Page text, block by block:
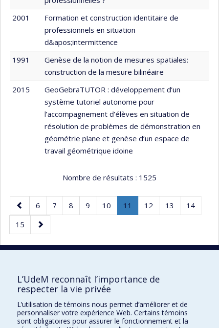
2001
Formation et construction identitaire de
professionnels en situation
d&apos;intermittence
1991
Genèse de la notion de mesures spatiales:
construction de la mesure bilinéaire
2015
GeoGebraTUTOR : développement d’un
système tutoriel autonome pour
l’accompagnement d’élèves en situation de
résolution de problèmes de démonstration en
géométrie plane et genèse d’un espace de
travail géométrique idoine
Nombre de résultats : 1525
Page
précédente
Page
6 Page
7 Page
8 Page
9 Page
10 Page
11
Page
Page
12 Page
13 Page
14
Page
15
Page
suivante
Faculté des sciences de l'éducation
L’UdeM reconnaît l’importance de
respecter la vie privée
L’utilisation de témoins nous permet d’améliorer et de
personnaliser votre expérience Web. Certains témoins
sont obligatoires pour assurer le fonctionnement et la